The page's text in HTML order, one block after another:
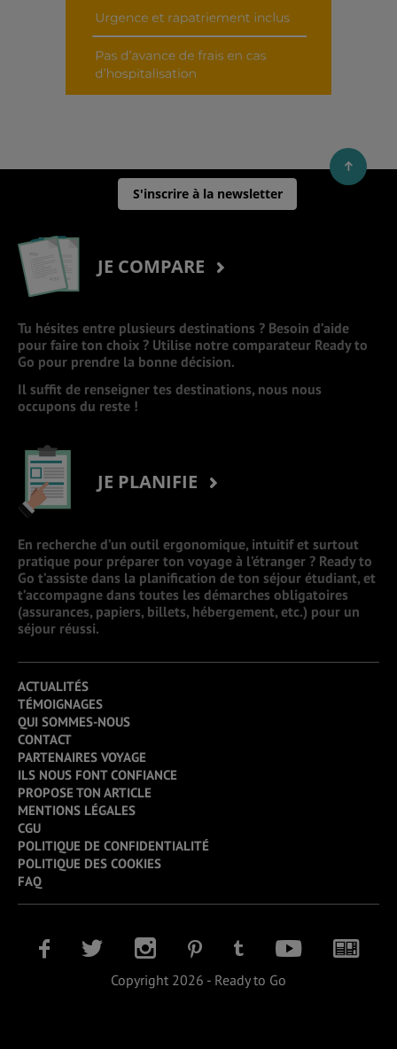
S'inscrire à la newsletter
JE COMPARE
Tu hésites entre plusieurs destinations ? Besoin d’aide
pour faire ton choix ? Utilise notre comparateur Ready to
Go pour prendre la bonne décision.
Il suffit de renseigner tes destinations, nous nous
occupons du reste !
JE PLANIFIE
En recherche d’un outil ergonomique, intuitif et surtout
pratique pour préparer ton voyage à l’étranger ? Ready to
Go t’assiste dans la planification de ton séjour étudiant, et
t’accompagne dans toutes les démarches obligatoires
(assurances, papiers, billets, hébergement, etc.) pour un
séjour réussi.
ACTUALITÉS
TÉMOIGNAGES
QUI SOMMES-NOUS
CONTACT
PARTENAIRES VOYAGE
ILS NOUS FONT CONFIANCE
PROPOSE TON ARTICLE
MENTIONS LÉGALES
CGU
POLITIQUE DE CONFIDENTIALITÉ
POLITIQUE DES COOKIES
FAQ
Copyright 2026 - Ready to Go